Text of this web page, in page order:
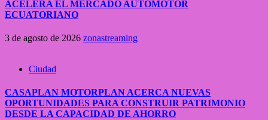
ACELERA EL MERCADO AUTOMOTOR
ECUATORIANO
3 de agosto de 2026 zonastreaming
Ciudad
CASAPLAN MOTORPLAN ACERCA NUEVAS
OPORTUNIDADES PARA CONSTRUIR PATRIMONIO
DESDE LA CAPACIDAD DE AHORRO